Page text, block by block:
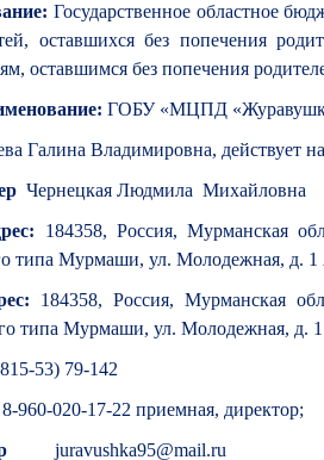
Государственное областное
оставшихся без попечения
оставшимся без попечения
ГОБУ «МЦПД
Галина Владимировна, действует
Чернецкая Людмила Михайловна
184358, Россия, Мурманская
типа Мурмаши, ул. Молодежная, д.
184358, Россия, Мурманская
типа Мурмаши, ул. Молодежная, д.
53) 79-142
8-960-020-17-22 приемная, директор;
juravushka95@mail.ru